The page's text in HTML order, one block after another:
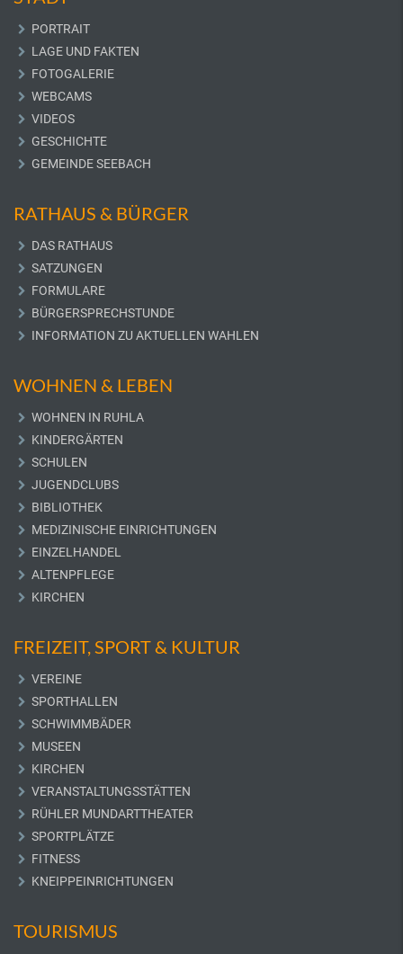
PORTRAIT
LAGE UND FAKTEN
FOTOGALERIE
WEBCAMS
VIDEOS
GESCHICHTE
GEMEINDE SEEBACH
RATHAUS & BÜRGER
DAS RATHAUS
SATZUNGEN
FORMULARE
BÜRGERSPRECHSTUNDE
INFORMATION ZU AKTUELLEN WAHLEN
WOHNEN & LEBEN
WOHNEN IN RUHLA
KINDERGÄRTEN
SCHULEN
JUGENDCLUBS
BIBLIOTHEK
MEDIZINISCHE EINRICHTUNGEN
EINZELHANDEL
ALTENPFLEGE
KIRCHEN
FREIZEIT, SPORT & KULTUR
VEREINE
SPORTHALLEN
SCHWIMMBÄDER
MUSEEN
KIRCHEN
VERANSTALTUNGSSTÄTTEN
RÜHLER MUNDARTTHEATER
SPORTPLÄTZE
FITNESS
KNEIPPEINRICHTUNGEN
TOURISMUS